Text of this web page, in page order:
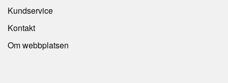
Kundservice
Kontakt
Om webbplatsen